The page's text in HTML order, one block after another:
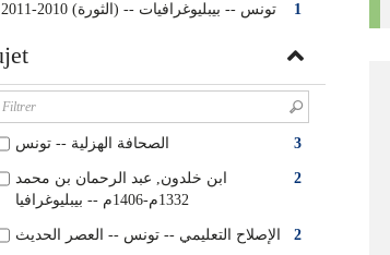
1 تونس -- ‏بيبليوغرافيات -- ‏(الثورة) 2010-2011
3 الصحافة الهزلية‏ -- ‏تونس
2
ابن خلدون, عبد الرحمان بن محمد
1332م-1406م -- بيبليوغرافيا
2 الإصلاح التعليمي -- تونس‏ -- ‏العصر الحديث